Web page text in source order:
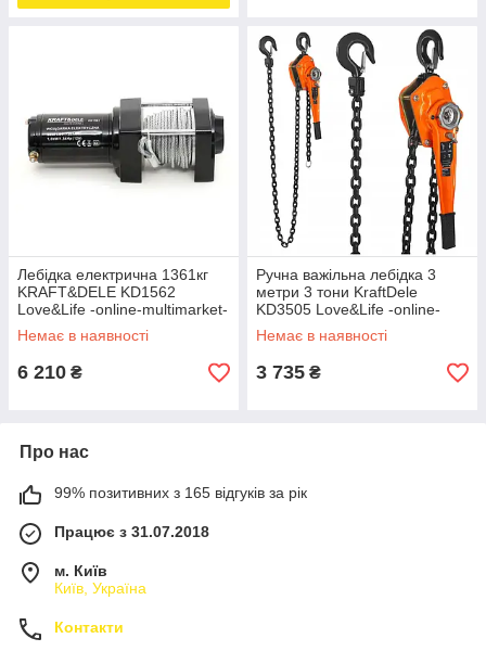
Лебідка електрична 1361кг
KRAFT&DELE KD1562
Love&Life -online-multimarket-
Немає в наявності
6 210 ₴
Ручна важільна лебідка 3
метри 3 тони KraftDele
KD3505 Love&Life -online-
multimarket-
Немає в наявності
3 735 ₴
Про нас
99% позитивних з 165 відгуків за рік
Працює з 31.07.2018
м. Київ
Київ, Україна
Контакти